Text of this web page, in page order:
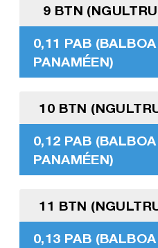
9 BTN
0,11 PAB (BALBOA
PANAMÉEN)
10 BTN
0,12 PAB (BALBOA
PANAMÉEN)
11 BTN
0,13 PAB (BALBOA